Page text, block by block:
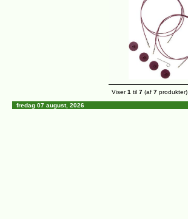
Viser1 til 7 (af 7 produkter)
fredag 07 august, 2026